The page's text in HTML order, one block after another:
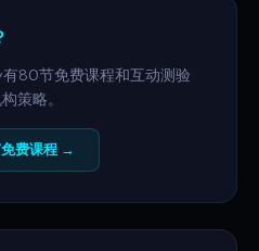
80节免费课程和互动测验
策略。
费课程 →